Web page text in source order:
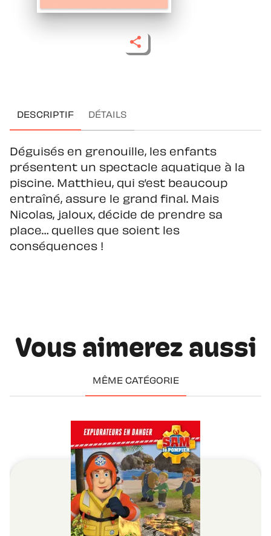
DESCRIPTIF DÉTAILS
Déguisés en grenouille, les enfants
présentent un spectacle aquatique à la
piscine. Matthieu, qui s’est beaucoup
entraîné, assure le grand final. Mais
Nicolas, jaloux, décide de prendre sa
place… quelles que soient les
conséquences !
Vous aimerez aussi
MÊME CATÉGORIE